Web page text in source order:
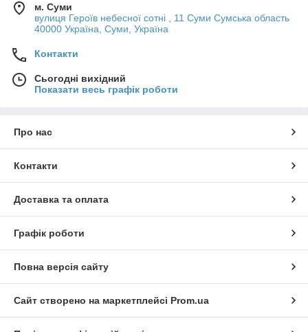
м. Суми
вулиця Героїв небесної сотні , 11 Суми Сумська область
40000 Україна, Суми, Україна
Контакти
Сьогодні вихідний
Показати весь графік роботи
Про нас
Контакти
Доставка та оплата
Графік роботи
Повна версія сайту
Сайт створено на маркетплейсі Prom.ua